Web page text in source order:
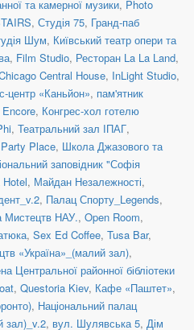
та камерної музики, Photo
, Студія 75, Гранд-паб
Шум, Київський театр опери та
, Film Studio, Ресторан La La Land,
Central House, InLight Studio,
центр «Каньйон», пам'ятник
Encore, Конгрес-хол готелю
, Театральний зал ІПАГ,
Place, Школа Джазового та
заповідник "Софія
Hotel, Майдан Незалежності,
, Палац Спорту_Legends,
Мистецтв НАУ., Open Room,
, Sex Ed Coffee, Tusa Bar,
«Україна»_(малий зал),
Центральної районної бібліотеки
, Questoria Kiev, Кафе «Паштет»,
, Національний палац
зал)_v.2, вул. Шулявська 5, Дім